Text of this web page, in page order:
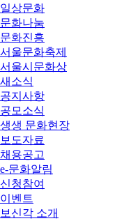
일상문화
문화나눔
문화진흥
서울문화축제
서울시문화상
새소식
공지사항
공모소식
생생 문화현장
보도자료
채용공고
e-문화알림
신청참여
이벤트
보신각 소개